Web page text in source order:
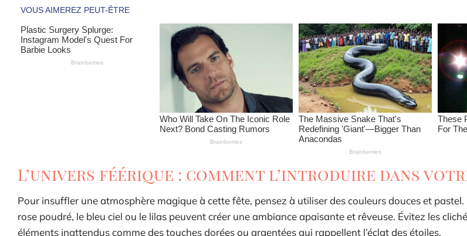
L’univers féérique : comment l’introduire dans
Pour insuffler une atmosphère magique à cette fête, pensez à utiliser des couleurs douces et
rose poudré, le bleu ciel ou le lilas peuvent créer une ambiance apaisante et rêveuse. Évitez les
éléments inattendus comme des touches dorées ou argentées qui rappellent l’éclat des étoiles.